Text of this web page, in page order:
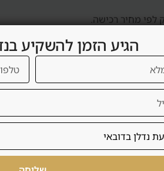
לפי מחיר רכישה.
עצמי, לפי סוג הנכס.
בניין ותוכנית יציאה.
של פרויקטים אלא מספר קטן של
קרובים.
נטו אחרי דמי שירות, ניהול, תחזוקה
הגיע הזמן להשקיע